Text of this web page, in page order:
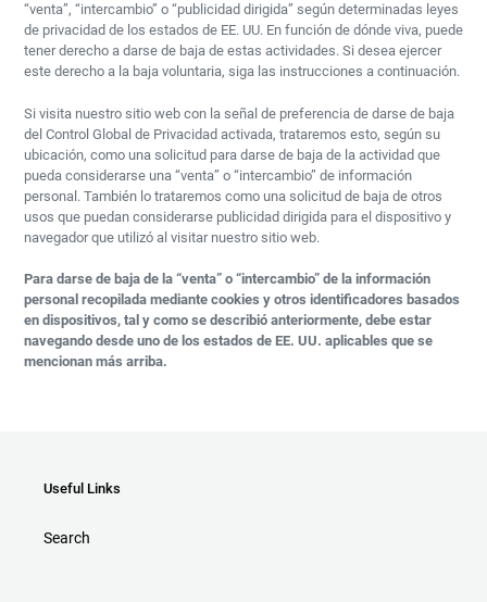
“venta”, “intercambio” o “publicidad dirigida” según determinadas leyes
de privacidad de los estados de EE. UU. En función de dónde viva, puede
tener derecho a darse de baja de estas actividades. Si desea ejercer
este derecho a la baja voluntaria, siga las instrucciones a continuación.
Si visita nuestro sitio web con la señal de preferencia de darse de baja
del Control Global de Privacidad activada, trataremos esto, según su
ubicación, como una solicitud para darse de baja de la actividad que
pueda considerarse una “venta” o “intercambio” de información
personal. También lo trataremos como una solicitud de baja de otros
usos que puedan considerarse publicidad dirigida para el dispositivo y
navegador que utilizó al visitar nuestro sitio web.
Para darse de baja de la “venta” o “intercambio” de la información
personal recopilada mediante cookies y otros identificadores basados
en dispositivos, tal y como se describió anteriormente, debe estar
navegando desde uno de los estados de EE. UU. aplicables que se
mencionan más arriba.
Useful Links
Search